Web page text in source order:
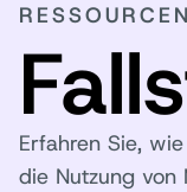
RESSOURCEN
Erfahren Sie,
die Nutzung von